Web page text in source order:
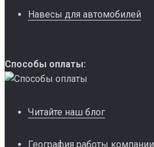
Навесы для автомобилей
Способы оплаты:
Читайте наш блог
География работы компании